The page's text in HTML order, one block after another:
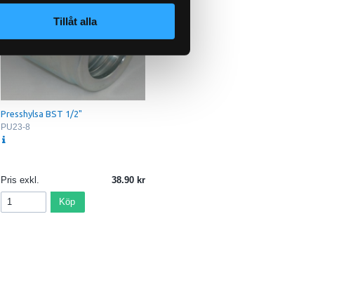
Tillåt alla
Presshylsa BST 1/2"
PU23-8
Pris exkl. 38.90
Köp